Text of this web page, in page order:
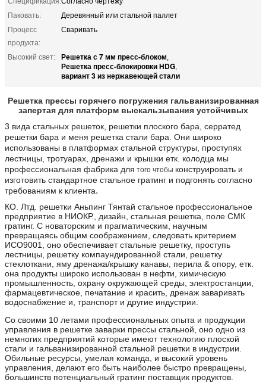
Паковать:
Деревянный или стальной паллет
Процесс
продукта:
Сваривать
Высокий свет: Решетка с 7 мм пресс-блоком,
Решетка пресс-блокировки HDG,
вариант 3 из нержавеющей стали
Решетка прессы горячего погружения гальванизированная
запертая для платформ выскальзывания устойчивых
3 вида стальных решеток, решетки плоского бара, серратед
решетки бара и меня решетка стали бара. Они широко
использованы в платформах стальной структуры, проступях
лестницы, тротуарах, дренажи и крышки етк. колодца мы
профессиональная фабрика для того чтобы конструировать и
изготовить стандартное стальное гратинг и подгонять согласно
требованиям к клиента.
КО. Лтд. решетки Аньпинг Тянтай стальное профессиональное
предприятие в НИОКР., дизайн, стальная решетка, поле СМК
гратинг. С новаторским и прагматическим, научным
превращаясь общим соображением, следовать критерием
ИСО9001, оно обеспечивает стальные решетку, проступь
лестницы, решетку компаундированной стали, решетку
стеклоткани, яму дренажа/крышку канавы, перила & опору, етк.
она продукты широко использован в нефти, химическую
промышленность, охрану окружающей среды, электростанции,
фармацевтическое, печатание и красить, дренаж заваривать
водоснабжение и, транспорт и другие индустрии.
Со своими 10 летами профессиональных опыта и продукции
управления в решетке заварки прессы стальной, оно одно из
немногих предприятий которые имеют технологию плоской
стали и гальванизированной стальной решетки в индустрии.
Обильные ресурсы, умелая команда, и высокий уровень
управления, делают его быть наиболее быстро превращены,
большинств потенциальный гратинг поставщик продуктов.